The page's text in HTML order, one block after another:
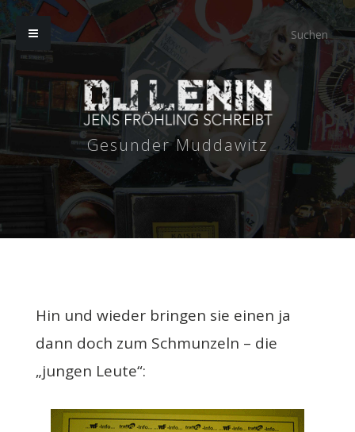
Gesunder Muddawitz
Hin und wieder bringen sie einen ja
dann doch zum Schmunzeln – die
„jungen Leute“: